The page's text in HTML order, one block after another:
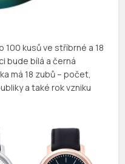
kusů ve stříbrné a 18
bude bílá a černá
má 18 zubů – počet,
a také rok vzniku